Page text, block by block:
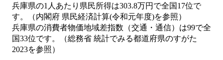
兵庫県の1人あたり県民所得は303.8万円で全国17位で
す。（内閣府 県民経済計算(令和元年度)を参照）
兵庫県の消費者物価地域差指数（交通・通信）は99で全
国33位です。（総務省 統計でみる都道府県のすがた
2023を参照）